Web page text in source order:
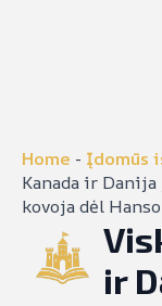
Home - Įdomūs
Kanada ir
kovoja dėl
ir